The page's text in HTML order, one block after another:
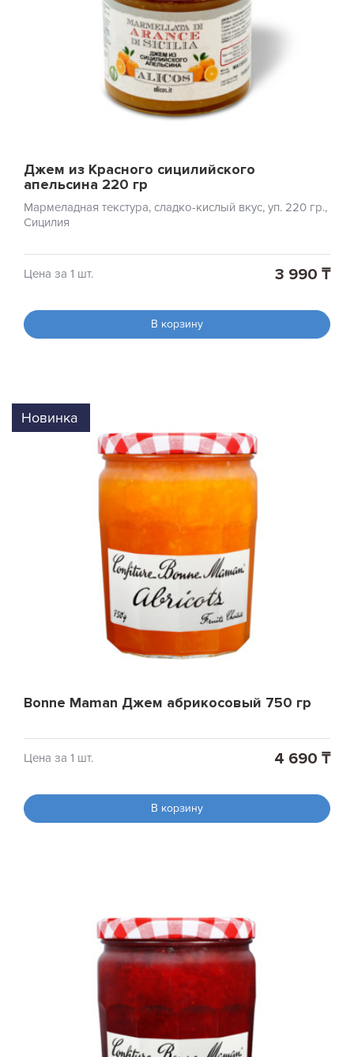
Джем из Красного сицилийского
апельсина 220 гр
Мармеладная текстура, сладко-кислый вкус, уп. 220 гр.,
Сицилия
Цена за 1 шт. 3 990 ₸
В корзину
Новинка
Bonne Maman Джем абрикосовый 750 гр
Цена за 1 шт. 4 690 ₸
В корзину